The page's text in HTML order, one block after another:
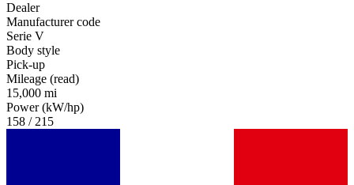
Dealer
Manufacturer code
Serie V
Body style
Pick-up
Mileage (read)
15,000 mi
Power (kW/hp)
158 / 215